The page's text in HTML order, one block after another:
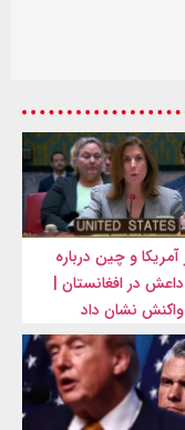
و چین درباره
در افغانستان |
واکنش نشان داد